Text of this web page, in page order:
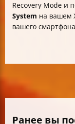
Recovery Mode и
System на вашем
вашего
Ранее вы